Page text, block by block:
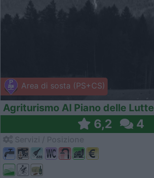
Area di sosta (PS+CS)
Agriturismo Al Piano delle Lutte
6,2 4